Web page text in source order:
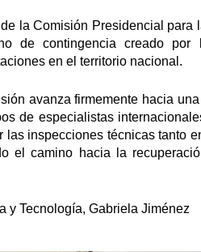
la Comisión Presidencial
de contingencia creado por
en el territorio nacional.
avanza firmemente hacia
de especialistas
inspecciones técnicas tanto
el camino hacia la
y Tecnología, Gabriela Jiménez